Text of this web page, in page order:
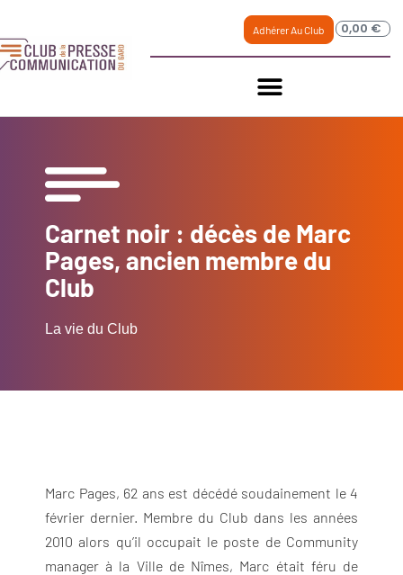
Adhérer Au Club 0,00 €
Carnet noir : décès de Marc
Pages, ancien membre du
Club
La vie du Club
Marc Pages, 62 ans est décédé soudainement le 4
février dernier. Membre du Club dans les années
2010 alors qu’il occupait le poste de Community
manager à la Ville de Nîmes, Marc était féru de